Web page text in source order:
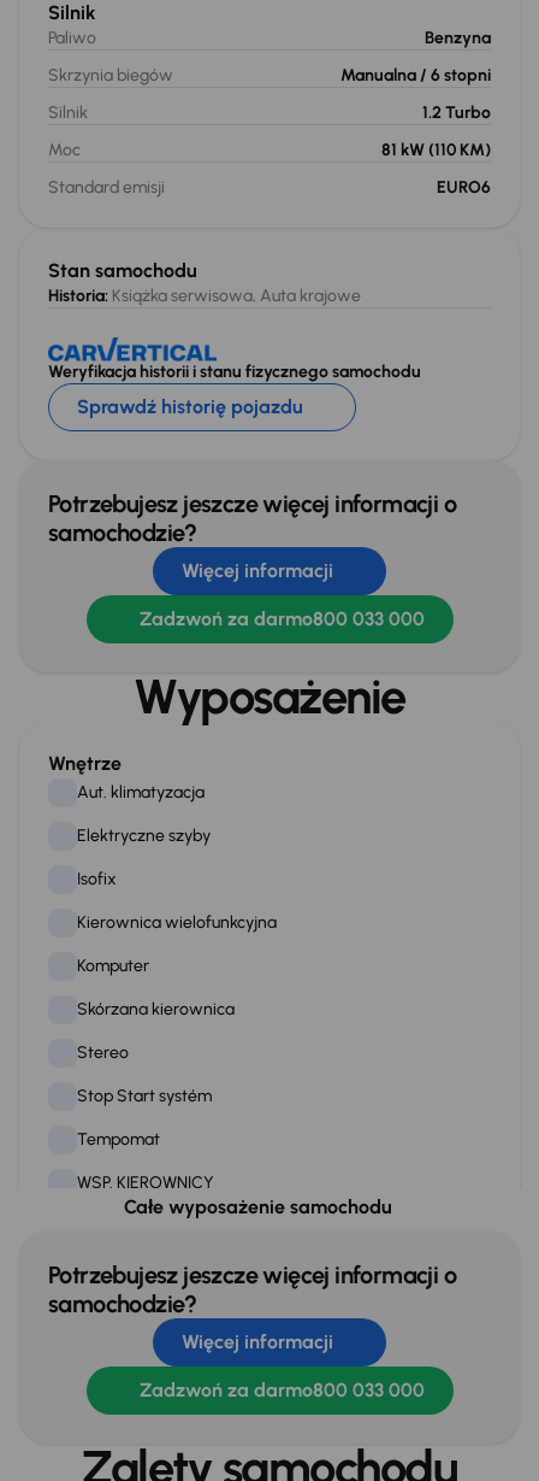
Stan samochodu
Historia: Książka serwisowa, Auta krajowe
Weryfikacja historii i stanu fizycznego samochodu
Sprawdź historię pojazdu
Silnik
Paliwo
Benzyna
Skrzynia biegów
Manualna / 6 stopni
Silnik
1.2 Turbo
Moc
81 kW (110 KM)
Standard emisji
EURO6
Potrzebujesz jeszcze więcej informacji o
samochodzie?
Więcej informacji
Zadzwoń za darmo800 033 000
Wyposażenie
Wnętrze
Aut. klimatyzacja
Elektryczne szyby
Isofix
Kierownica wielofunkcyjna
Komputer
Skórzana kierownica
Stereo
Stop Start systém
Tempomat
WSP. KIEROWNICY
Na zewnątrz
Oryginalne Alufelgi
Relingi dachowe
Extra
Całe wyposażenie samochodu
Potrzebujesz jeszcze więcej informacji o
samochodzie?
Więcej informacji
Zadzwoń za darmo800 033 000
Zalety samochodu